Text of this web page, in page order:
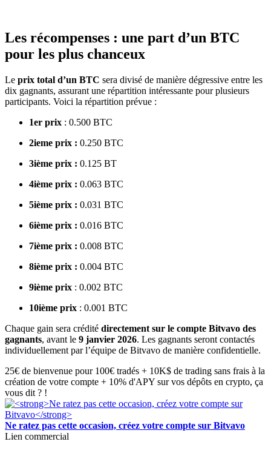
Les récompenses : une part d’un BTC
pour les plus chanceux
Le prix total d’un BTC sera divisé de manière dégressive entre les
dix gagnants, assurant une répartition intéressante pour plusieurs
participants. Voici la répartition prévue :
1er prix : 0.500 BTC
2ieme prix : 0.250 BTC
3ième prix : 0.125 BT
4ième prix : 0.063 BTC
5ième prix : 0.031 BTC
6ième prix : 0.016 BTC
7ième prix : 0.008 BTC
8ième prix : 0.004 BTC
9ième prix : 0.002 BTC
10ième prix : 0.001 BTC
Chaque gain sera crédité directement sur le compte Bitvavo des
gagnants, avant le 9 janvier 2026. Les gagnants seront contactés
individuellement par l’équipe de Bitvavo de manière confidentielle.
25€ de bienvenue pour 100€ tradés + 10K$ de trading sans frais à la
création de votre compte + 10% d'APY sur vos dépôts en crypto, ça
vous dit ? !
Ne ratez pas cette occasion, créez votre compte sur Bitvavo
Lien commercial